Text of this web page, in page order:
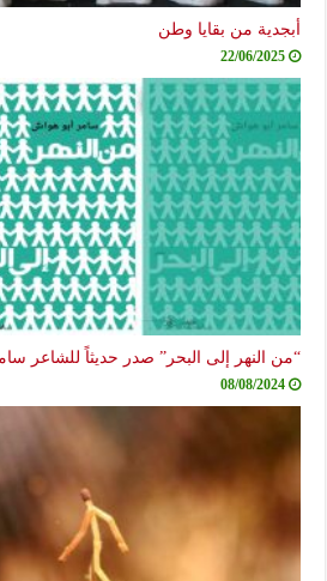
أبجدية من بقايا وطن
22/06/2025
“من النهر إلى البحر” صدر حديثاً للشاعر
08/08/2024